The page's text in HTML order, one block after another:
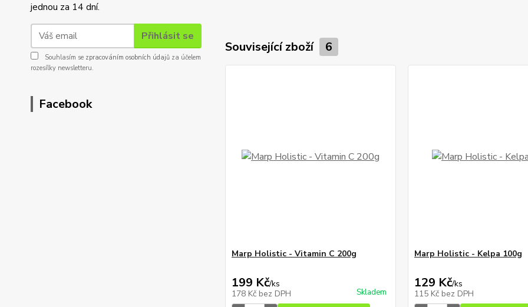
jednou za 14 dní.
Přihlásit se
Souhlasím se zpracováním osobních údajů za účelem
rozesílky newsletteru.
Facebook
Související zboží 6
Marp Holistic - Vitamin C 200g
199 Kč/ks
178 Kč bez DPH Skladem
Marp Holistic - Kelpa 100g
129 Kč/ks
115 Kč bez DPH